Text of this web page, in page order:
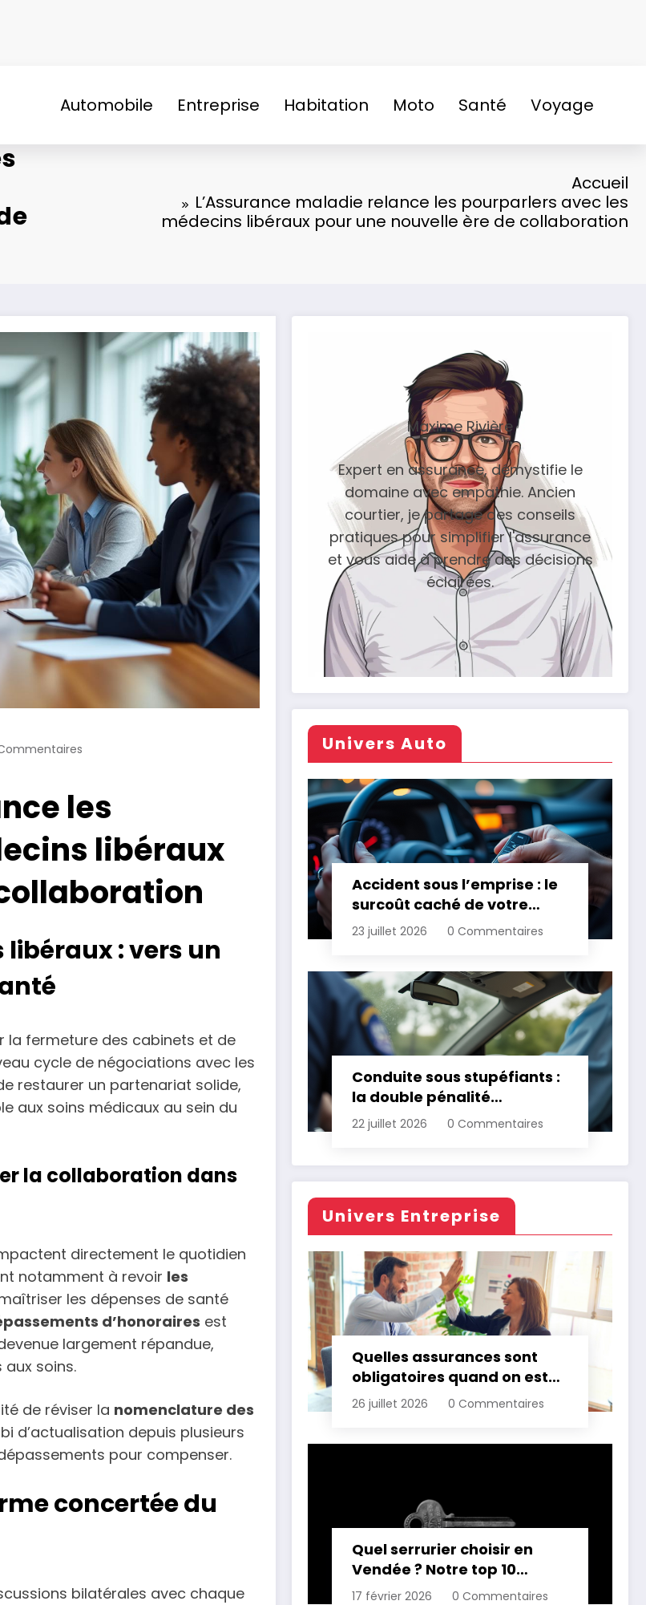
Automobile Entreprise Habitation Moto Santé Voyage
Accueil
L’Assurance maladie relance les pourparlers avec les
médecins libéraux pour une nouvelle ère de collaboration
les
libéraux
: vers un
la fermeture des cabinets et de
cycle de négociations avec les
restaurer un partenariat solide,
aux soins médicaux au sein du
la collaboration dans
directement le quotidien
notamment à revoir les
les dépenses de santé
d’honoraires est
largement répandue,
soins.
de réviser la nomenclature des
d’actualisation depuis plusieurs
pour compenser.
concertée du
bilatérales avec chaque
Maxime Rivière
Expert en assurance, démystifie le
domaine avec empathie. Ancien
courtier, je partage des conseils
pratiques pour simplifier l'assurance
et vous aide à prendre des décisions
éclairées.
Univers Auto
Accident sous l’emprise : le
surcoût caché de votre
assurance
23 juillet 2026 0 Commentaires
Conduite sous stupéfiants :
la double pénalité
d’assurance automobile
22 juillet 2026 0 Commentaires
Univers Entreprise
Quelles assurances sont
obligatoires quand on est
professionnel ?
26 juillet 2026 0 Commentaires
Quel serrurier choisir en
Vendée ? Notre top 10
comparatif
17 février 2026 0 Commentaires